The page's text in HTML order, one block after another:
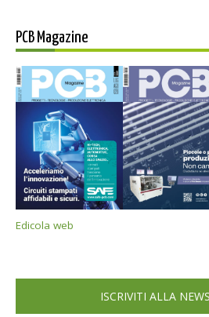
PCB Magazine
Edicola web
ISCRIVITI ALLA